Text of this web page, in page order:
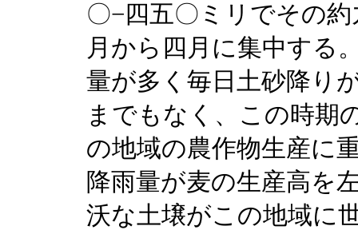
〇−四五〇ミリでその
月から四月に集中する
量が多く毎日土砂降り
までもなく、この時期
の地域の農作物生産に
降雨量が麦の生産高を
沃な土壌がこの地域に